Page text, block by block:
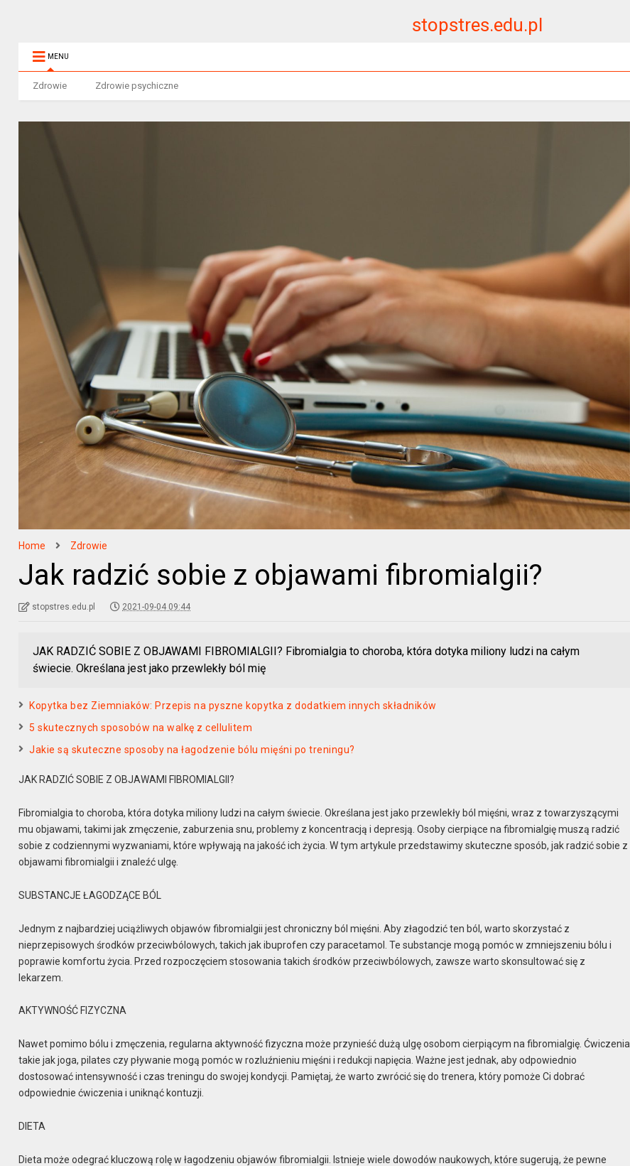
stopstres.edu.pl
MENU
Zdrowie Zdrowie psychiczne
Home Zdrowie
Jak radzić sobie z objawami fibromialgii?
stopstres.edu.pl 2021-09-04 09:44
JAK RADZIĆ SOBIE Z OBJAWAMI FIBROMIALGII? Fibromialgia to choroba, która dotyka miliony ludzi na całym
świecie. Określana jest jako przewlekły ból mię
Kopytka bez Ziemniaków: Przepis na pyszne kopytka z dodatkiem innych składników
5 skutecznych sposobów na walkę z cellulitem
Jakie są skuteczne sposoby na łagodzenie bólu mięśni po treningu?
JAK RADZIĆ SOBIE Z OBJAWAMI FIBROMIALGII?
Fibromialgia to choroba, która dotyka miliony ludzi na całym świecie. Określana jest jako przewlekły ból mięśni, wraz z towarzyszącymi
mu objawami, takimi jak zmęczenie, zaburzenia snu, problemy z koncentracją i depresją. Osoby cierpiące na fibromialgię muszą radzić
sobie z codziennymi wyzwaniami, które wpływają na jakość ich życia. W tym artykule przedstawimy skuteczne sposób, jak radzić sobie z
objawami fibromialgii i znaleźć ulgę.
SUBSTANCJE ŁAGODZĄCE BÓL
Jednym z najbardziej uciążliwych objawów fibromialgii jest chroniczny ból mięśni. Aby złagodzić ten ból, warto skorzystać z
nieprzepisowych środków przeciwbólowych, takich jak ibuprofen czy paracetamol. Te substancje mogą pomóc w zmniejszeniu bólu i
poprawie komfortu życia. Przed rozpoczęciem stosowania takich środków przeciwbólowych, zawsze warto skonsultować się z
lekarzem.
AKTYWNOŚĆ FIZYCZNA
Nawet pomimo bólu i zmęczenia, regularna aktywność fizyczna może przynieść dużą ulgę osobom cierpiącym na fibromialgię. Ćwiczenia
takie jak joga, pilates czy pływanie mogą pomóc w rozluźnieniu mięśni i redukcji napięcia. Ważne jest jednak, aby odpowiednio
dostosować intensywność i czas treningu do swojej kondycji. Pamiętaj, że warto zwrócić się do trenera, który pomoże Ci dobrać
odpowiednie ćwiczenia i uniknąć kontuzji.
DIETA
Dieta może odegrać kluczową rolę w łagodzeniu objawów fibromialgii. Istnieje wiele dowodów naukowych, które sugerują, że pewne